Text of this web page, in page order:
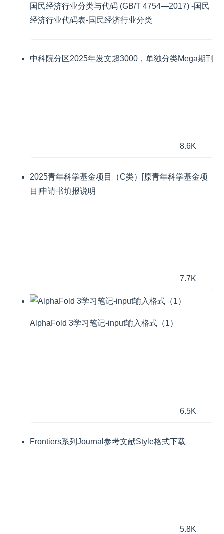
国民经济行业分类与代码 (GB/T 4754—2017) -国民
经济行业代码表-国民经济行业分类
中科院分区2025年发文超3000，单独分类Mega期刊
8.6K
2025青年科学基金项目（C类）[原青年科学基金项
目]申请书填报说明
7.7K
AlphaFold 3学习笔记-input输入格式（1）
6.5K
Frontiers系列Journal参考文献Style格式下载
5.8K